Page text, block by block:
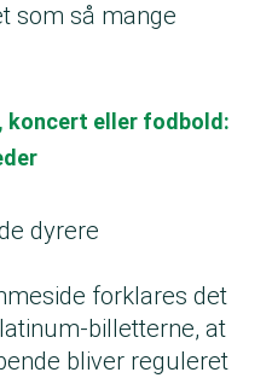
som så mange
eller fodbold:
dyrere
forklares det
billetterne, at
bliver reguleret